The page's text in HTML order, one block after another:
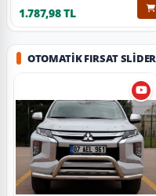
1.787,98 TL
OTOMATIK FIRSAT SLIDER